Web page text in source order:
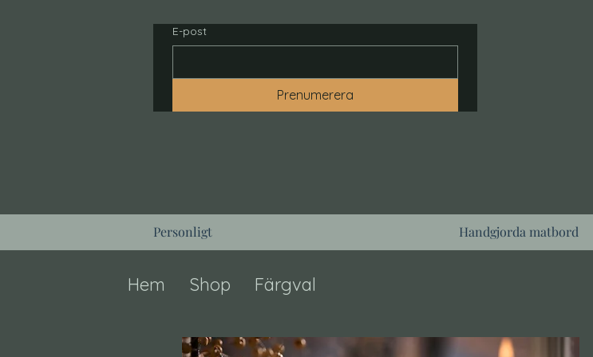
E-post
Prenumerera
Personligt Handgjorda matbord
Hem Shop Färgval